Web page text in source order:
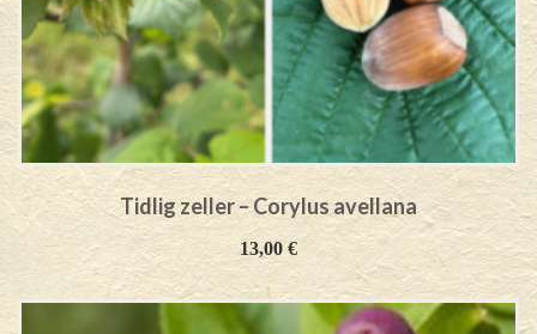
Tidlig zeller – Corylus avellana
13,00 €